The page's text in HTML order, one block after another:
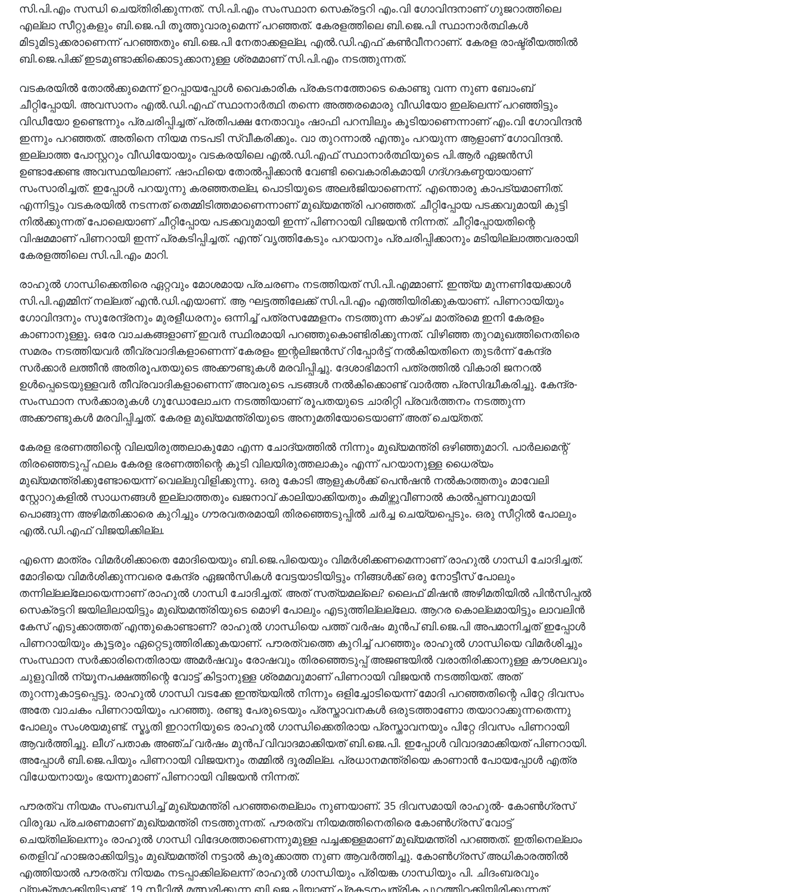
സി.പി.എം സന്ധി ചെയ്തിരിക്കുന്നത്. സി.പി.എം സംസ്ഥാന സെക്രട്ടറി എം.വി ഗോവിന്ദനാണ് ഗുജറാത്തിലെ
എല്ലാ സീറ്റുകളും ബി.ജെ.പി തൂത്തുവാരുമെന്ന് പറഞ്ഞത്. കേരളത്തിലെ ബി.ജെ.പി സ്ഥാനാര്‍ത്ഥികള്‍
മിടുമിടുക്കരാണെന്ന് പറഞ്ഞതും ബി.ജെ.പി നേതാക്കളല്ല, എല്‍.ഡി.എഫ് കണ്‍വീനറാണ്. കേരള രാഷ്ട്രീയത്തില്‍
ബി.ജെ.പിക്ക് ഇടമുണ്ടാക്കിക്കൊടുക്കാനുള്ള ശ്രമമാണ് സി.പി.എം നടത്തുന്നത്.
വടകരയില്‍ തോല്‍ക്കുമെന്ന് ഉറപ്പായപ്പോള്‍ വൈകാരിക പ്രകടനത്തോടെ കൊണ്ടു വന്ന നുണ ബോംബ്
ചീറ്റിപ്പോയി. അവസാനം എല്‍.ഡി.എഫ് സ്ഥാനാര്‍ത്ഥി തന്നെ അത്തരമൊരു വീഡിയോ ഇല്ലെന്ന് പറഞ്ഞിട്ടും
വിഡീയോ ഉണ്ടെന്നും പ്രചരിപ്പിച്ചത് പ്രതിപക്ഷ നേതാവും ഷാഫി പറമ്പിലും കൂടിയാണെന്നാണ് എം.വി ഗോവിന്ദന്‍
ഇന്നും പറഞ്ഞത്. അതിനെ നിയമ നടപടി സ്വീകരിക്കും. വാ തുറന്നാല്‍ എന്തും പറയുന്ന ആളാണ് ഗോവിന്ദന്‍.
ഇല്ലാത്ത പോസ്റ്ററും വീഡിയോയും വടകരയിലെ എല്‍.ഡി.എഫ് സ്ഥാനാര്‍ത്ഥിയുടെ പി.ആര്‍ ഏജന്‍സി
ഉണ്ടാക്കേണ്ട അവസ്ഥയിലാണ്. ഷാഫിയെ തോല്‍പ്പിക്കാന്‍ വേണ്ടി വൈകാരികമായി ഗദ്ഗദകണ്ഠയായാണ്
സംസാരിച്ചത്. ഇപ്പോള്‍ പറയുന്നു കരഞ്ഞതല്ല, പൊടിയുടെ അലര്‍ജിയാണെന്ന്. എന്തൊരു കാപട്യമാണിത്.
എന്നിട്ടും വടകരയില്‍ നടന്നത് തെമ്മിടിത്തമാണെന്നാണ് മുഖ്യമന്ത്രി പറഞ്ഞത്. ചീറ്റിപ്പോയ പടക്കവുമായി കുട്ടി
നില്‍ക്കുന്നത് പോലെയാണ് ചീറ്റിപ്പോയ പടക്കവുമായി ഇന്ന് പിണറായി വിജയന്‍ നിന്നത്. ചീറ്റിപ്പോയതിന്റെ
വിഷമമാണ് പിണറായി ഇന്ന് പ്രകടിപ്പിച്ചത്. എന്ത് വൃത്തികേടും പറയാനും പ്രചരിപ്പിക്കാനും മടിയില്ലാത്തവരായി
കേരളത്തിലെ സി.പി.എം മാറി.
രാഹുല്‍ ഗാന്ധിക്കെതിരെ ഏറ്റവും മോശമായ പ്രചരണം നടത്തിയത് സി.പി.എമ്മാണ്. ഇന്ത്യ മുന്നണിയേക്കാള്‍
സി.പി.എമ്മിന് നല്ലത് എന്‍.ഡി.എയാണ്. ആ ഘട്ടത്തിലേക്ക് സി.പി.എം എത്തിയിരിക്കുകയാണ്. പിണറായിയും
ഗോവിന്ദനും സുരേന്ദ്രനും മുരളീധരനും ഒന്നിച്ച് പത്രസമ്മേളനം നടത്തുന്ന കാഴ്ച മാത്രമെ ഇനി കേരളം
കാണാനുള്ളൂ. ഒരേ വാചകങ്ങളാണ് ഇവര്‍ സ്ഥിരമായി പറഞ്ഞുകൊണ്ടിരിക്കുന്നത്. വിഴിഞ്ഞ തുറമുഖത്തിനെതിരെ
സമരം നടത്തിയവര്‍ തീവ്രവാദികളാണെന്ന് കേരളം ഇന്റലിജന്‍സ് റിപ്പോര്‍ട്ട് നല്‍കിയതിനെ തുടര്‍ന്ന് കേന്ദ്ര
സര്‍ക്കാര്‍ ലത്തീന്‍ അതിരൂപതയുടെ അക്കൗണ്ടുകള്‍ മരവിപ്പിച്ചു. ദേശാഭിമാനി പത്രത്തില്‍ വികാരി ജനറല്‍
ഉള്‍പ്പെടെയുള്ളവര്‍ തീവ്രവാദികളാണെന്ന് അവരുടെ പടങ്ങള്‍ നല്‍കിക്കൊണ്ട് വാര്‍ത്ത പ്രസിദ്ധീകരിച്ചു. കേന്ദ്ര-
സംസ്ഥാന സര്‍ക്കാരുകള്‍ ഗൂഡോലോചന നടത്തിയാണ് രൂപതയുടെ ചാരിറ്റി പ്രവര്‍ത്തനം നടത്തുന്ന
അക്കൗണ്ടുകള്‍ മരവിപ്പിച്ചത്. കേരള മുഖ്യമന്ത്രിയുടെ അനുമതിയോടെയാണ് അത് ചെയ്തത്.
കേരള ഭരണത്തിന്റെ വിലയിരുത്തലാകുമോ എന്ന ചോദ്യത്തില്‍ നിന്നും മുഖ്യമന്ത്രി ഒഴിഞ്ഞുമാറി. പാര്‍ലമെന്റ്
തിരഞ്ഞെടുപ്പ് ഫലം കേരള ഭരണത്തിന്റെ കൂടി വിലയിരുത്തലാകും എന്ന് പറയാനുള്ള ധൈര്യം
മുഖ്യമന്ത്രിക്കുണ്ടോയെന്ന് വെല്ലുവിളിക്കുന്നു. ഒരു കോടി ആളുകള്‍ക്ക് പെന്‍ഷന്‍ നല്‍കാത്തതും മാവേലി
സ്റ്റോറുകളില്‍ സാധനങ്ങള്‍ ഇല്ലാത്തതും ഖജനാവ് കാലിയാക്കിയതും കമിഴ്ന്നുവീണാല്‍ കാല്‍പ്പണവുമായി
പൊങ്ങുന്ന അഴിമതിക്കാരെ കുറിച്ചും ഗൗരവതരമായി തിരഞ്ഞെടുപ്പില്‍ ചര്‍ച്ച ചെയ്യപ്പെടും. ഒരു സീറ്റില്‍ പോലും
എല്‍.ഡി.എഫ് വിജയിക്കില്ല.
എന്നെ മാത്രം വിമര്‍ശിക്കാതെ മോദിയെയും ബി.ജെ.പിയെയും വിമര്‍ശിക്കണമെന്നാണ് രാഹുല്‍ ഗാന്ധി ചോദിച്ചത്.
മോദിയെ വിമര്‍ശിക്കുന്നവരെ കേന്ദ്ര ഏജന്‍സികള്‍ വേട്ടയാടിയിട്ടും നിങ്ങള്‍ക്ക് ഒരു നോട്ടീസ് പോലും
തന്നില്ലല്ലോയെന്നാണ് രാഹുല്‍ ഗാന്ധി ചോദിച്ചത്. അത് സത്യമല്ലെ? ലൈഫ് മിഷന്‍ അഴിമതിയില്‍ പിന്‍സിപ്പല്‍
സെക്രട്ടറി ജയിലിലായിട്ടും മുഖ്യമന്ത്രിയുടെ മൊഴി പോലും എടുത്തില്ലല്ലോ. ആറര കൊല്ലമായിട്ടും ലാവലിന്‍
കേസ് എടുക്കാത്തത് എന്തുകൊണ്ടാണ്? രാഹുല്‍ ഗാന്ധിയെ പത്ത് വര്‍ഷം മുന്‍പ് ബി.ജെ.പി അപമാനിച്ചത് ഇപ്പോള്‍
പിണറായിയും കൂട്ടരും ഏറ്റെടുത്തിരിക്കുകയാണ്. പൗരത്വത്തെ കുറിച്ച് പറഞ്ഞും രാഹുല്‍ ഗാന്ധിയെ വിമര്‍ശിച്ചും
സംസ്ഥാന സര്‍ക്കാരിനെതിരായ അമര്‍ഷവും രോഷവും തിരഞ്ഞെടുപ്പ് അജണ്ടയില്‍ വരാതിരിക്കാനുള്ള കൗശലവും
ചുളുവില്‍ ന്യൂനപക്ഷത്തിന്റെ വോട്ട് കിട്ടാനുള്ള ശ്രമമവുമാണ് പിണറായി വിജയന്‍ നടത്തിയത്. അത്
തുറന്നുകാട്ടപ്പെട്ടു. രാഹുല്‍ ഗാന്ധി വടക്കേ ഇന്ത്യയില്‍ നിന്നും ഒളിച്ചോടിയെന്ന് മോദി പറഞ്ഞതിന്റെ പിറ്റേ ദിവസം
അതേ വാചകം പിണറായിയും പറഞ്ഞു. രണ്ടു പേരുടെയും പ്രസ്താവനകള്‍ ഒരുടത്താണോ തയാറാക്കുന്നതെന്നു
പോലും സംശയമുണ്ട്. സ്മൃതി ഇറാനിയുടെ രാഹുല്‍ ഗാന്ധിക്കെതിരായ പ്രസ്താവനയും പിറ്റേ ദിവസം പിണറായി
ആവര്‍ത്തിച്ചു. ലീഗ് പതാക അഞ്ച് വര്‍ഷം മുന്‍പ് വിവാദമാക്കിയത് ബി.ജെ.പി. ഇപ്പോള്‍ വിവാദമാക്കിയത് പിണറായി.
അപ്പോള്‍ ബി.ജെ.പിയും പിണറായി വിജയനും തമ്മില്‍ ദൂരമില്ല. പ്രധാനമന്ത്രിയെ കാണാന്‍ പോയപ്പോള്‍ എത്ര
വിധേയനായും ഭയന്നുമാണ് പിണറായി വിജയന്‍ നിന്നത്.
പൗരത്വ നിയമം സംബന്ധിച്ച് മുഖ്യമന്ത്രി പറഞ്ഞതെല്ലാം നുണയാണ്. 35 ദിവസമായി രാഹുല്‍- കോണ്‍ഗ്രസ്
വിരുദ്ധ പ്രചരണമാണ് മുഖ്യമന്ത്രി നടത്തുന്നത്. പൗരത്വ നിയമത്തിനെതിരെ കോണ്‍ഗ്രസ് വോട്ട്
ചെയ്തില്ലെന്നും രാഹുല്‍ ഗാന്ധി വിദേശത്താണെന്നുമുള്ള പച്ചക്കള്ളമാണ് മുഖ്യമന്ത്രി പറഞ്ഞത്. ഇതിനെല്ലാം
തെളിവ് ഹാജരാക്കിയിട്ടും മുഖ്യമന്ത്രി നട്ടാല്‍ കുരുക്കാത്ത നുണ ആവര്‍ത്തിച്ചു. കോണ്‍ഗ്രസ് അധികാരത്തില്‍
എത്തിയാല്‍ പൗരത്വ നിയമം നടപ്പാക്കില്ലെന്ന് രാഹുല്‍ ഗാന്ധിയും പ്രിയങ്ക ഗാന്ധിയും പി. ചിദംബരവും
വ്യക്തമാക്കിയിട്ടുണ്ട്. 19 സീറ്റില്‍ മത്സരിക്കുന്ന ബി.ജെ.പിയാണ് പ്രകടനപത്രിക പുറത്തിറക്കിയിരിക്കുന്നത്